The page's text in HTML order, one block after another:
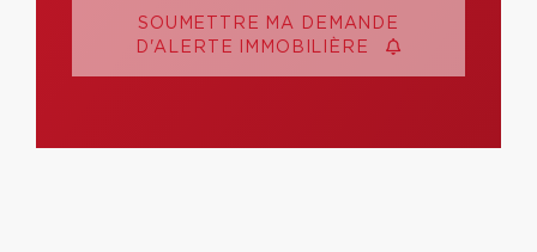
SOUMETTRE MA DEMANDE
D'ALERTE IMMOBILIÈRE